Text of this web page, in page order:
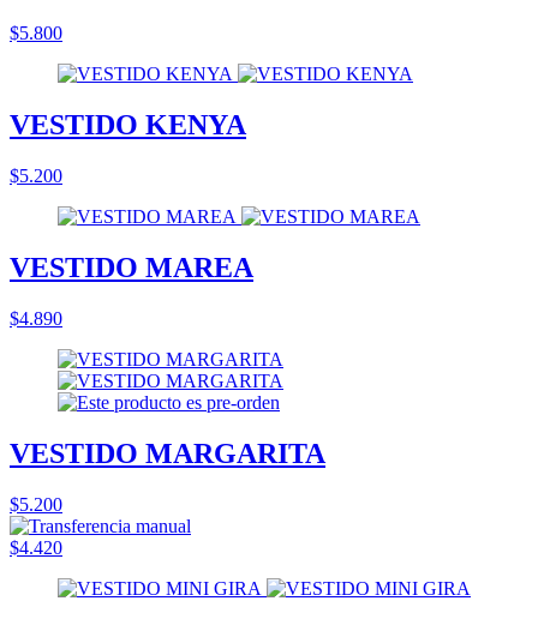
$5.800
VESTIDO KENYA
$5.200
VESTIDO MAREA
$4.890
VESTIDO MARGARITA
$5.200
$4.420